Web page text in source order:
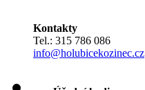
Kontakty
Tel.: 315 786 086
info@holubicekozinec.cz